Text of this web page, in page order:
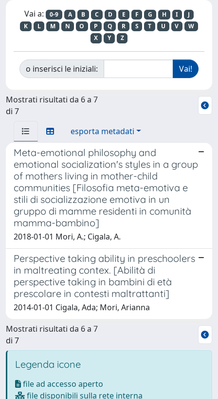
Vai a: 0-9 A B C D E F G H I
J
K
L M N O P Q R S T U V
W
X
Y Z
o inserisci le iniziali:
Mostrati risultati da 6 a 7
di 7
esporta metadati
Meta-emotional philosophy and
emotional socialization's styles in a group
of mothers living in mother-child
communities [Filosofia meta-emotiva e
stili di socializzazione emotiva in un
gruppo di mamme residenti in comunità
mamma-bambino]
2018-01-01 Mori, A.; Cigala, A.
Perspective taking ability in preschoolers
in maltreating contex. [Abilità di
perspective taking in bambini di età
prescolare in contesti maltrattanti]
2014-01-01 Cigala, Ada; Mori, Arianna
Mostrati risultati da 6 a 7
di 7
Legenda icone
file ad accesso aperto
file disponibili sulla rete interna